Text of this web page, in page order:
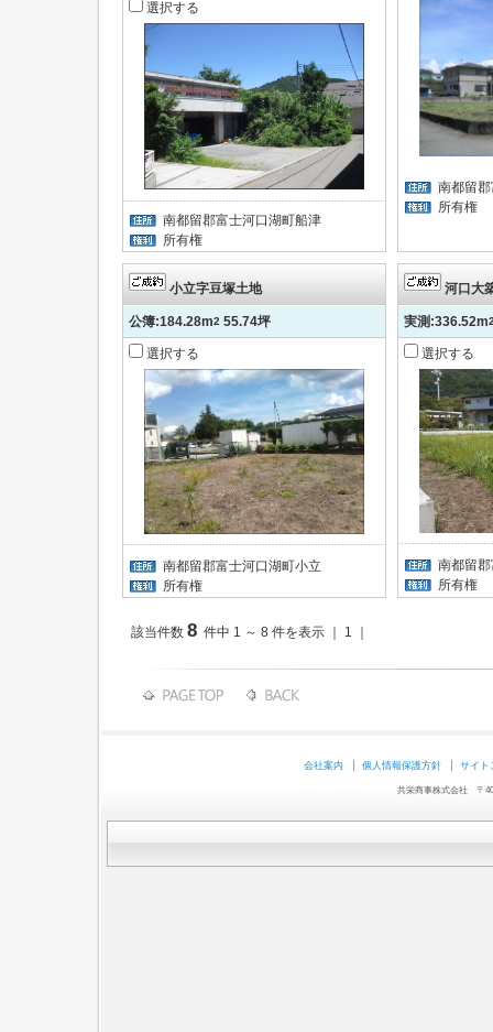
選択する
南都留郡富士河口湖町船津
所有権
南都留
所有権
小立字豆塚土地
公簿:184.28m2 55.74坪
選択する
南都留郡富士河口湖町小立
所有権
河口大
実測:336.52m
選択する
南都留
所有権
該当件数 8 件中 1 ～ 8 件を表示 ｜ 1 ｜
会社案内 個人情報保護方針 サイト
共栄商事株式会社 〒